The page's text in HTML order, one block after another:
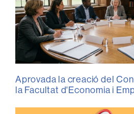
Aprovada la creació del
la Facultat d'Economia i